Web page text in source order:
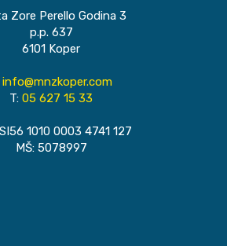
Zore Perello Godina 3
p.p. 637
6101 Koper
info@mnzkoper.com
T: 05 627 15 33
1010 0003 4741 127
MŠ: 5078997